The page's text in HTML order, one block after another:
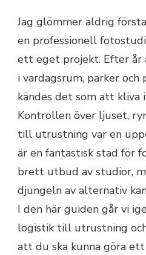
Jag glömmer aldrig
en professionell
ett eget projekt. Efter år
i vardagsrum, parker och
kändes det som att kliva
Kontrollen över ljuset,
till utrustning var en
är en fantastisk stad för
brett utbud av studior,
djungeln av alternativ
I den här guiden går vi
logistik till utrustning
att du ska kunna göra